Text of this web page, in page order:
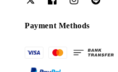
Payment Methods